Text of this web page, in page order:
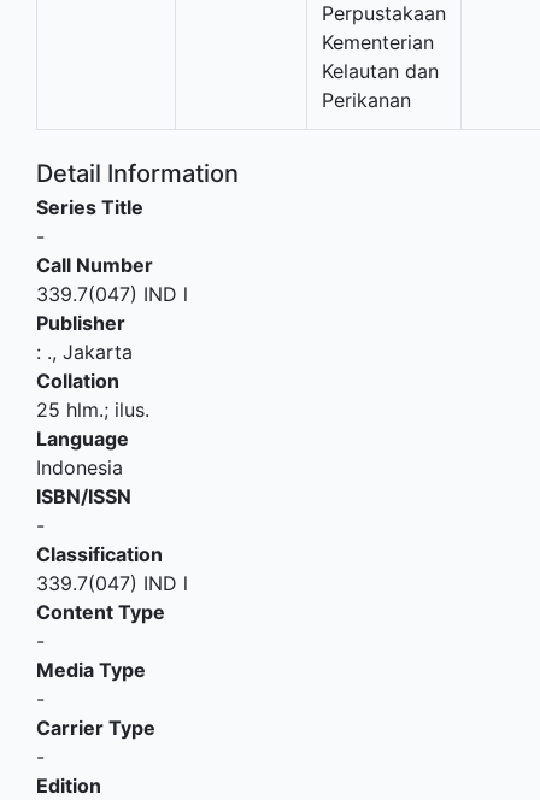
Perpustakaan
Kementerian
Kelautan dan
Perikanan
Detail Information
Series Title
-
Call Number
339.7(047) IND l
Publisher
: ., Jakarta
Collation
25 hlm.; ilus.
Language
Indonesia
ISBN/ISSN
-
Classification
339.7(047) IND l
Content Type
-
Media Type
-
Carrier Type
-
Edition